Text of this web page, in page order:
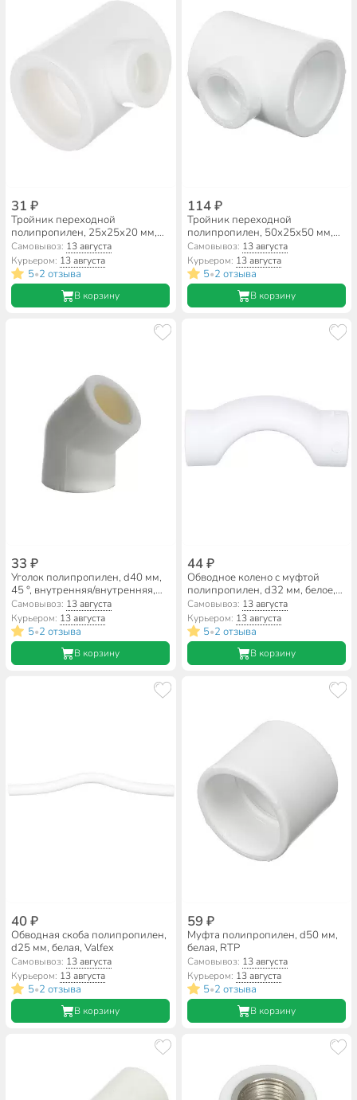
31 ₽
Тройник переходной
полипропилен, 25х25х20 мм,
белый, RTP
Самовывоз: 13 августа
Курьером: 13 августа
5•2 отзыва
В корзину
114 ₽
Тройник переходной
полипропилен, 50х25х50 мм,
белый, RTP
Самовывоз: 13 августа
Курьером: 13 августа
5•2 отзыва
В корзину
33 ₽
Уголок полипропилен, d40 мм,
45 °, внутренняя/внутренняя,
белый, Valfex
Самовывоз: 13 августа
Курьером: 13 августа
5•2 отзыва
В корзину
44 ₽
Обводное колено с муфтой
полипропилен, d32 мм, белое,
Valfex
Самовывоз: 13 августа
Курьером: 13 августа
5•2 отзыва
В корзину
40 ₽
Обводная скоба полипропилен,
d25 мм, белая, Valfex
Самовывоз: 13 августа
Курьером: 13 августа
5•2 отзыва
В корзину
59 ₽
Муфта полипропилен, d50 мм,
белая, RTP
Самовывоз: 13 августа
Курьером: 13 августа
5•2 отзыва
В корзину